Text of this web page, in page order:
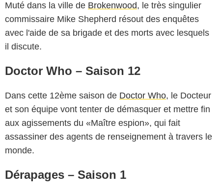
Muté dans la ville de Brokenwood, le très singulier
commissaire Mike Shepherd résout des enquêtes
avec l'aide de sa brigade et des morts avec lesquels
il discute.
Doctor Who – Saison 12
Dans cette 12ème saison de Doctor Who, le Docteur
et son équipe vont tenter de démasquer et mettre fin
aux agissements du «Maître espion», qui fait
assassiner des agents de renseignement à travers le
monde.
Dérapages – Saison 1